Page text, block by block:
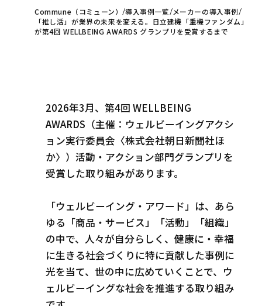
Commune（コミューン） 導入事例一覧 メーカーの導入事例
「推し活」が業界の未来を変える。日立建機「重機ファンダム」
が第4回 WELLBEING AWARDS グランプリを受賞するまで
2026年3月、第4回 WELLBEING
AWARDS（主催：ウェルビーイングアクシ
ョン実行委員会〈株式会社朝日新聞社ほ
か〉）活動・アクション部門グランプリを
受賞した取り組みがあります。
「ウェルビーイング・アワード」は、あら
ゆる「商品・サービス」「活動」「組織」
の中で、人々が自分らしく、健康に・幸福
に生きる社会づくりに特に貢献した事例に
光を当て、世の中に広めていくことで、ウ
ェルビーイングな社会を推進する取り組み